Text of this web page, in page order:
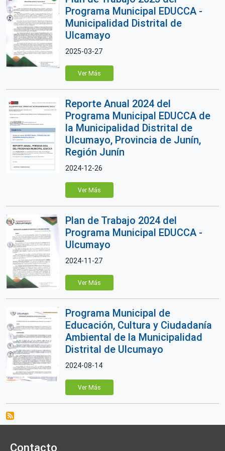
Programa Municipal EDUCCA -
Municipalidad Distrital de
Ulcamayo
2025-03-27
Ver Más
Reporte Anual 2024 del
Programa Municipal EDUCCA de
la Municipalidad Distrital de
Ulcumayo, Provincia de Junín,
Región Junín
2024-12-26
Ver Más
Plan de Trabajo 2024 del
Programa Municipal EDUCCA -
Ulcumayo
2024-11-27
Ver Más
Programa Municipal de
Educación, Cultura y Ciudadanía
Ambiental de la Municipalidad
Distrital de Ulcumayo
2024-08-14
Ver Más
Contacto